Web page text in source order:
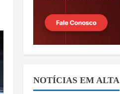
NOTÍCIAS EM ALTA